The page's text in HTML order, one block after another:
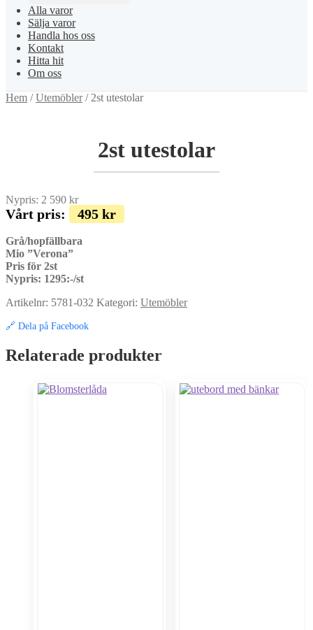
Alla varor
Sälja varor
Handla hos oss
Kontakt
Hitta hit
Om oss
Hem /Utemöbler/ 2st utestolar
2st utestolar
Nypris: 2 590 kr
Vårt pris: 495 kr
Grå/hopfällbara
Mio ”Verona”
Pris för 2st
Nypris: 1295:-/st
Artikelnr: 5781-032 Kategori: Utemöbler
🔗 Dela på Facebook
Relaterade produkter